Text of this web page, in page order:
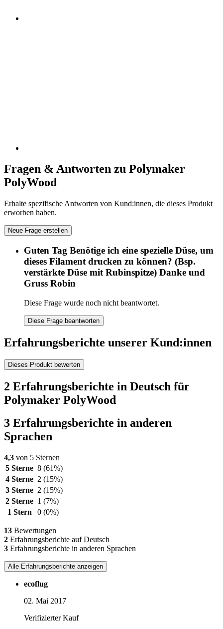
Fragen & Antworten zu Polymaker
PolyWood
Erhalte spezifische Antworten von Kund:innen, die dieses Produkt
erworben haben.
Neue Frage erstellen
Guten Tag Benötige ich eine spezielle Düse, um
dieses Filament drucken zu können? (Bsp.
verstärkte Düse mit Rubinspitze) Danke und
Gruss Robin
Diese Frage wurde noch nicht beantwortet.
Diese Frage beantworten
Erfahrungsberichte unserer Kund:innen
Dieses Produkt bewerten
2 Erfahrungsberichte in Deutsch für
Polymaker PolyWood
3 Erfahrungsberichte in anderen
Sprachen
4,3 von 5 Sternen
5 Sterne 8 (61%)
4 Sterne 2 (15%)
3 Sterne 2 (15%)
2 Sterne 1 (7%)
1 Stern
0 (0%)
13 Bewertungen
2 Erfahrungsberichte auf Deutsch
3 Erfahrungsberichte in anderen Sprachen
Alle Erfahrungsberichte anzeigen
ecoflug
02. Mai 2017
Verifizierter Kauf